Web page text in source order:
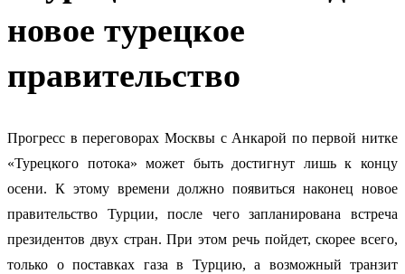
новое турецкое
правительство
Прогресс в переговорах Москвы с Анкарой по первой нитке
«Турецкого потока» может быть достигнут лишь к концу
осени. К этому времени должно появиться наконец новое
правительство Турции, после чего запланирована встреча
президентов двух стран. При этом речь пойдет, скорее всего,
только о поставках газа в Турцию, а возможный транзит